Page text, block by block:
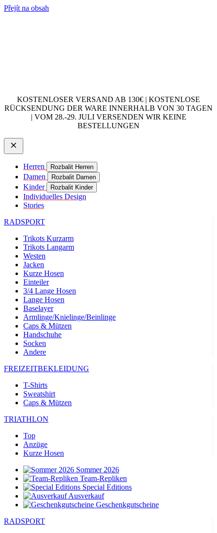
Přejít na obsah
KOSTENLOSER VERSAND AB 130€ | KOSTENLOSE
RÜCKSENDUNG DER WARE INNERHALB VON 30 TAGEN
| VOM 28.-29. JULI VERSENDEN WIR KEINE
BESTELLUNGEN
Herren Rozbalit Herren
Damen Rozbalit Damen
Kinder Rozbalit Kinder
Individuelles Design
Stories
RADSPORT
Trikots Kurzarm
Trikots Langarm
Westen
Jacken
Kurze Hosen
Einteiler
3/4 Lange Hosen
Lange Hosen
Baselayer
Armlinge/Knielinge/Beinlinge
Caps & Mützen
Handschuhe
Socken
Andere
FREIZEITBEKLEIDUNG
T-Shirts
Sweatshirt
Caps & Mützen
TRIATHLON
Top
Anzüge
Kurze Hosen
Sommer 2026
Team-Repliken
Special Editions
Ausverkauf
Geschenkgutscheine
RADSPORT